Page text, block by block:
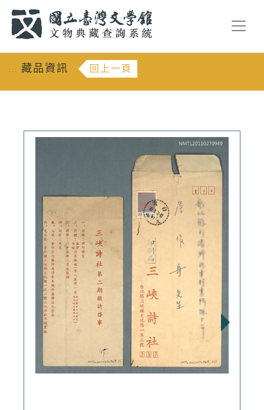
::: 藏品資訊 回上一頁